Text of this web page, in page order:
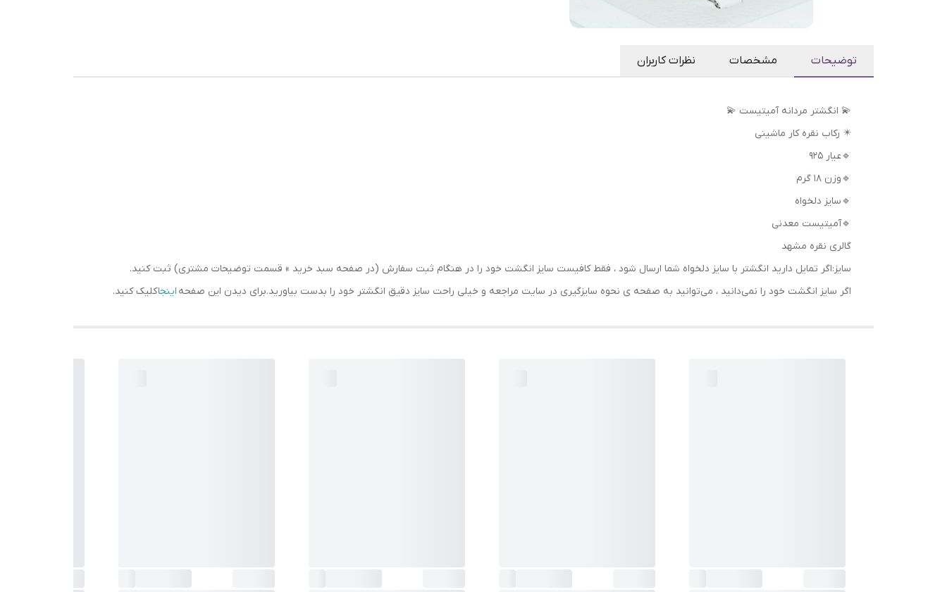
توضیحات مشخصات نظرات کاربران
💫 انگشتر مردانه آمیتیست 💫
✴️ رکاب نقره کار ماشینی
🔹عیار 925
🔹وزن 18 گرم
🔹سایز دلخواه
🔹آمیتیست معدنی
گالری نقره مشهد
سایز:اگر تمایل دارید انگشتر با سایز دلخواه شما ارسال شود ، فقط کافیست سایز انگشت خود را در هنگام ثبت سفارش (در صفحه سبد خرید » قسمت توضیحات مشتری) ثبت کنید.
اگر سایز انگشت خود را نمی‌دانید ، می‌توانید به صفحه ی نحوه سایزگیری در سایت مراجعه و خیلی راحت سایز دقیق انگشتر خود را بدست بیاورید.برای دیدن این صفحه اینجاکلیک کنید.